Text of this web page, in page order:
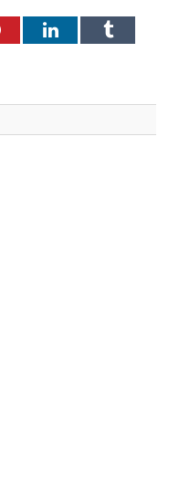
PinterestLinkedInTumblr